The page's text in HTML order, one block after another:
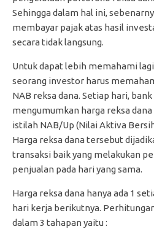
Sehingga dalam hal ini,
membayar pajak atas hasil
secara tidak langsung.
Untuk dapat lebih memahami
seorang investor harus
NAB reksa dana. Setiap hari,
mengumumkan harga reksa
istilah NAB/Up (Nilai Aktiva
Harga reksa dana tersebut
transaksi baik yang melakukan
penjualan pada hari yang sama.
Harga reksa dana hanya ada 1
hari kerja berikutnya.
dalam 3 tahapan yaitu :